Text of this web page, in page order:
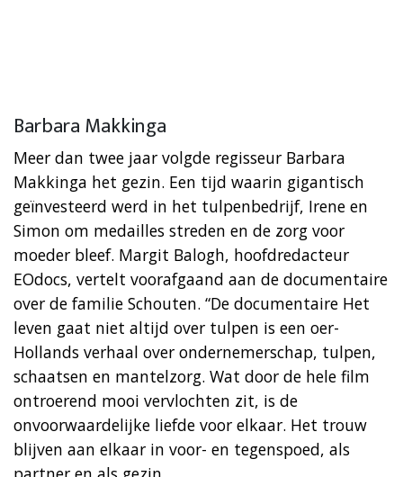
Barbara Makkinga
Meer dan twee jaar volgde regisseur Barbara
Makkinga het gezin. Een tijd waarin gigantisch
geïnvesteerd werd in het tulpenbedrijf, Irene en
Simon om medailles streden en de zorg voor
moeder bleef. Margit Balogh, hoofdredacteur
EOdocs, vertelt voorafgaand aan de documentaire
over de familie Schouten. “De documentaire Het
leven gaat niet altijd over tulpen is een oer-
Hollands verhaal over ondernemerschap, tulpen,
schaatsen en mantelzorg. Wat door de hele film
ontroerend mooi vervlochten zit, is de
onvoorwaardelijke liefde voor elkaar. Het trouw
blijven aan elkaar in voor- en tegenspoed, als